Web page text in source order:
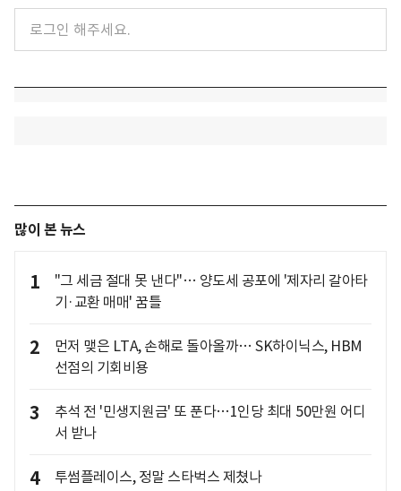
많이 본 뉴스
1
"그 세금 절대 못 낸다"… 양도세 공포에 '제자리 갈아타
기·교환 매매' 꿈틀
2
먼저 맺은 LTA, 손해로 돌아올까… SK하이닉스, HBM
선점의 기회비용
3
추석 전 '민생지원금' 또 푼다…1인당 최대 50만원 어디
서 받나
4 투썸플레이스, 정말 스타벅스 제쳤나